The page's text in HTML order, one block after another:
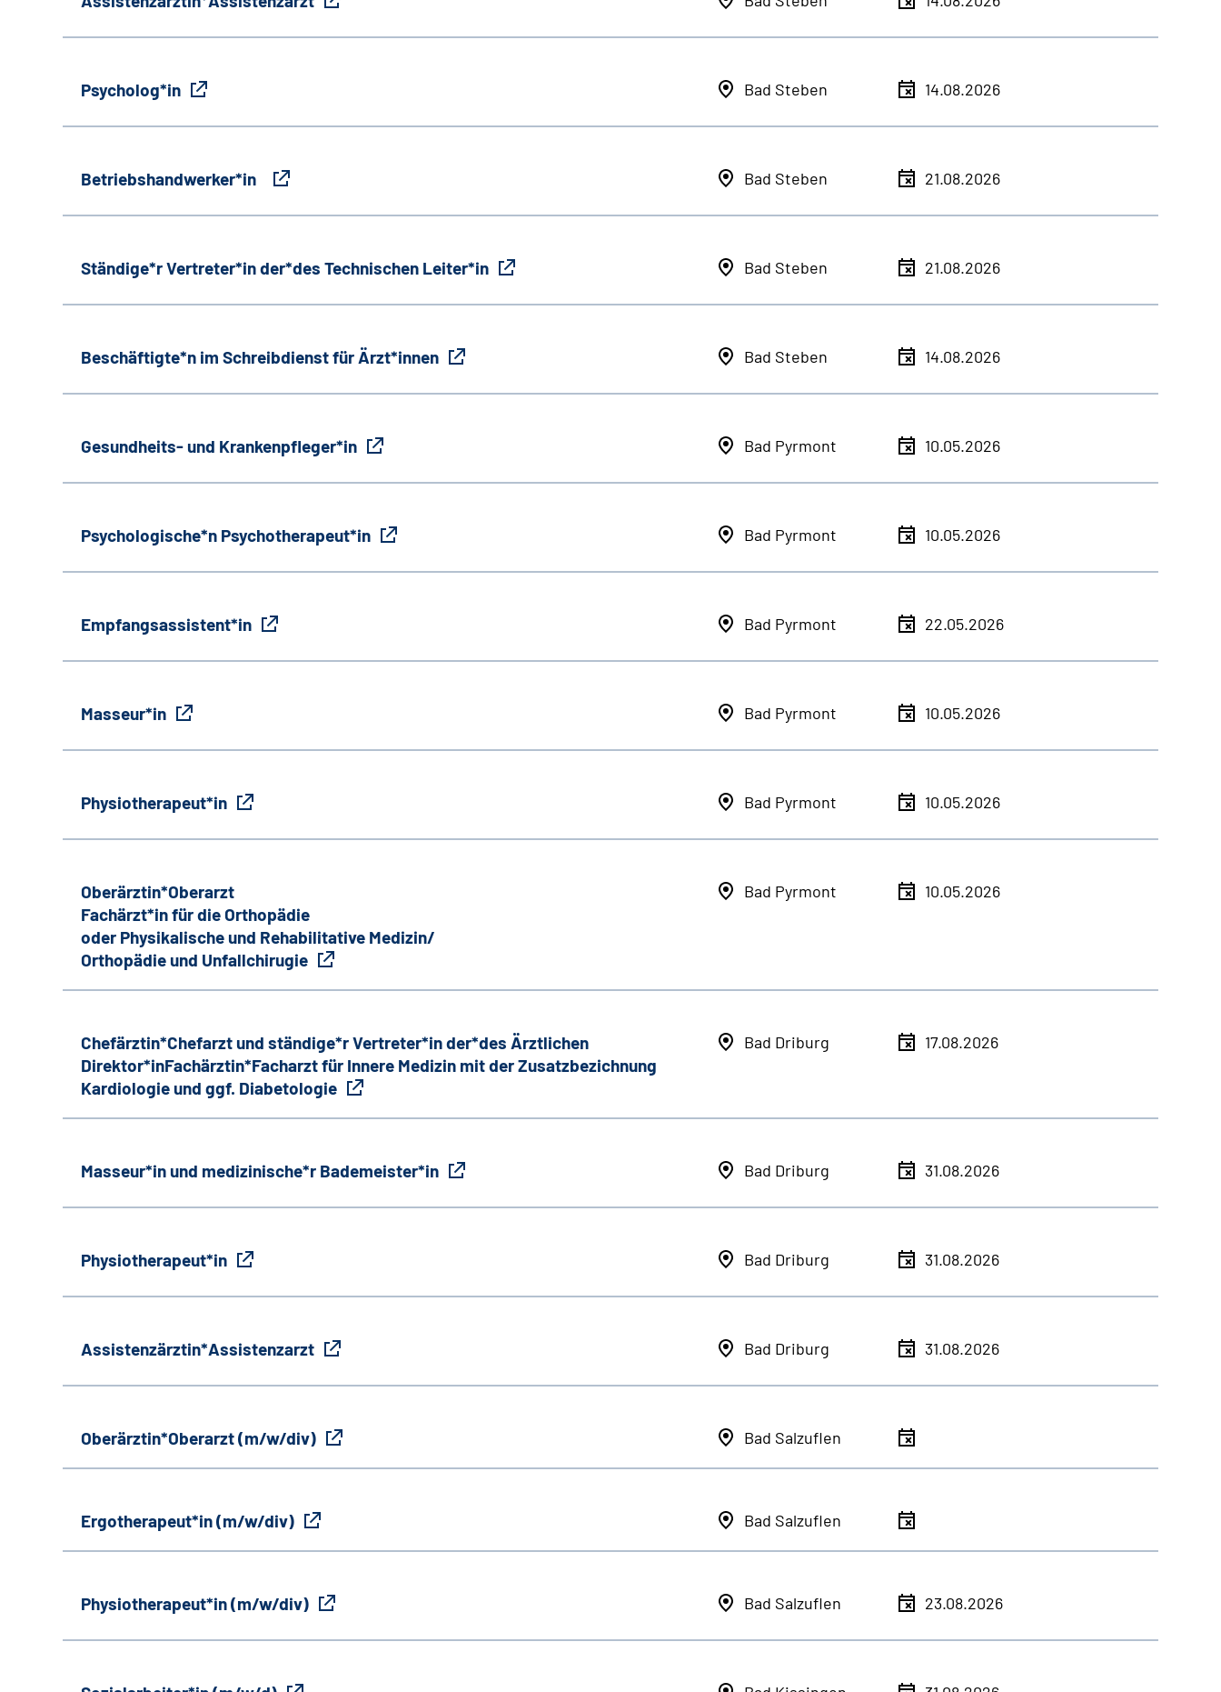
Psycholog*in Bad Steben 14.08.2026
Betriebshandwerker*in Bad Steben 21.08.2026
Ständige*r Vertreter*in der*des Technischen Leiter*in Bad Steben 21.08.2026
Beschäftigte*n im Schreibdienst für Ärzt*innen Bad Steben 14.08.2026
Gesundheits- und Krankenpfleger*in Bad Pyrmont 10.05.2026
Psychologische*n Psychotherapeut*in Bad Pyrmont 10.05.2026
Empfangsassistent*in Bad Pyrmont 22.05.2026
Masseur*in Bad Pyrmont 10.05.2026
Physiotherapeut*in Bad Pyrmont 10.05.2026
Oberärztin*Oberarzt
Fachärzt*in für die Orthopädie
oder Physikalische und Rehabilitative Medizin/
Orthopädie und Unfallchirugie
Bad Pyrmont 10.05.2026
Chefärztin*Chefarzt und ständige*r Vertreter*in der*des Ärztlichen
Direktor*inFachärztin*Facharzt für Innere Medizin mit der Zusatzbezichnung
Kardiologie und ggf. Diabetologie
Bad Driburg 17.08.2026
Masseur*in und medizinische*r Bademeister*in Bad Driburg 31.08.2026
Physiotherapeut*in Bad Driburg 31.08.2026
Assistenzärztin*Assistenzarzt Bad Driburg 31.08.2026
Oberärztin*Oberarzt (m/w/div) Bad Salzuflen
Ergotherapeut*in (m/w/div) Bad Salzuflen
Physiotherapeut*in (m/w/div) Bad Salzuflen 23.08.2026